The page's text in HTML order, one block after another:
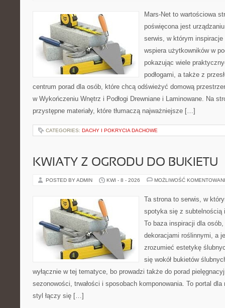
Mars-Net to wartościowa
poświęcona jest
serwis, w którym
wspiera użytkowników w
pokazując wiele
podłogami, a także z
centrum porad dla osób, które chcą odświeżyć domową
w Wykończeniu Wnętrz i Podłogi Drewniane i Laminowane. Na
przystępne materiały, które tłumaczą najważniejsze […]
CATEGORIES: DACHY I POKRYCIA DACHOWE
KWIATY Z OGRODU DO BUKIETU
POSTED BY ADMIN KWI - 8 - 2026 MOŻLIWOŚĆ
Ta strona to serwis, w
spotyka się z subtelnością
To baza inspiracji dla
dekoracjami roślinnymi, a
zrozumieć estetykę
się wokół bukietów
wyłącznie w tej tematyce, bo prowadzi także do porad
sezonowości, trwałości i sposobach komponowania. To portal
styl łączy się […]